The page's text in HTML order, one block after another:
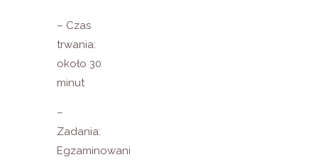
– Czas
trwania:
około 30
minut
–
Zadania:
Egzaminowani